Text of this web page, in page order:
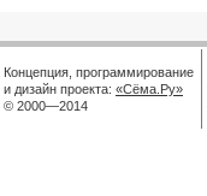
Концепция, программирование
и дизайн проекта: «Сёма.Ру»
© 2000—2014